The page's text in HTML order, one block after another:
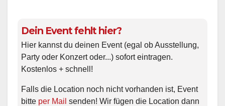
Dein Event fehlt hier?
Hier kannst du deinen Event (egal ob Ausstellung,
Party oder Konzert oder...) sofort eintragen.
Kostenlos + schnell!
Falls die Location noch nicht vorhanden ist, Event
bitte per Mail senden! Wir fügen die Location dann